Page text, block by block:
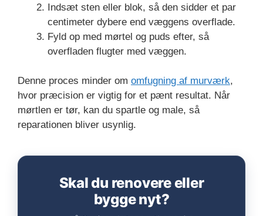
Indsæt sten eller blok, så den sidder et par
centimeter dybere end væggens overflade.
Fyld op med mørtel og puds efter, så
overfladen flugter med væggen.
Denne proces minder om omfugning af murværk,
hvor præcision er vigtig for et pænt resultat. Når
mørtlen er tør, kan du spartle og male, så
reparationen bliver usynlig.
Skal du renovere eller
bygge nyt?